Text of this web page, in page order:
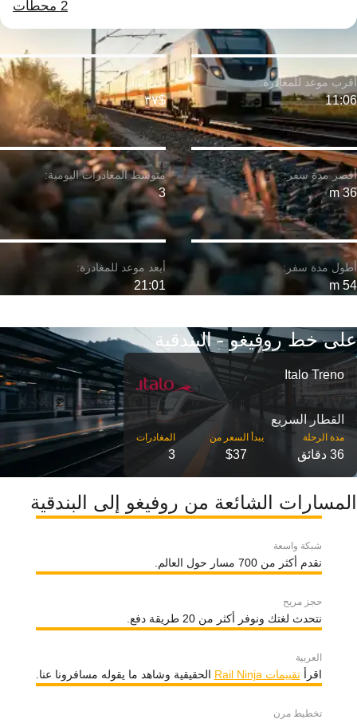
2 محطات
36 m
11:06
54 m
$٣٧
3
21:01
على خط روفيغو - البندقية
Italo Treno
القطار السريع
مدة الرحلة
36 دقائق
‎يبدأ السعر من
$37
3
المسارات الشائعة من روفيغو إلى البندقية
شبكة واسعة
نقدم أكثر من 700 مسار حول العالم.
حجز مريح
نتحدث لغتك ونوفر أكثر من 20 طريقة دفع.
العربية
اقرأتقييمات Rail Ninja الحقيقية وشاهد ما يقوله مسافرونا عنا.
تخطيط مرن